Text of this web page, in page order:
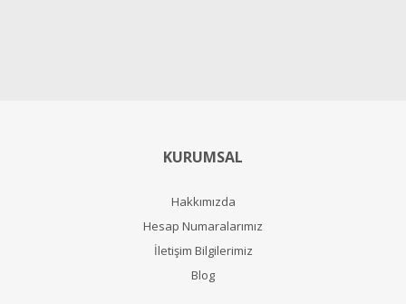
KURUMSAL
Hakkımızda
Hesap Numaralarımız
İletişim Bilgilerimiz
Blog